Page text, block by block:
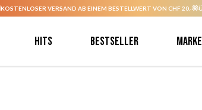
KOSTENLOSER VERSAND AB EINEM BESTELLWERT VON CHF 20.-
Hits Bestseller